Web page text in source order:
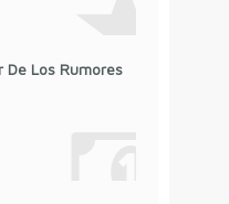
De Los Rumores